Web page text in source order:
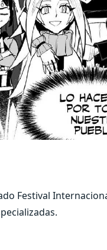
Festival